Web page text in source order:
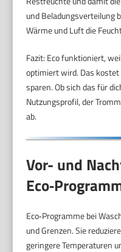
und Beladungsverteilung
Wärme und Luft die
Fazit: Eco funktioniert,
optimiert wird. Das
sparen. Ob sich das für
Nutzungsprofil, der
ab.
Vor- und
Eco‑Programme bei
und Grenzen. Sie
geringere Temperaturen